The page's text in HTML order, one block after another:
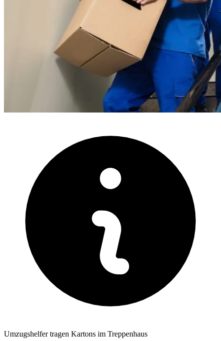
Umzugshelfer tragen Kartons im Treppenhaus